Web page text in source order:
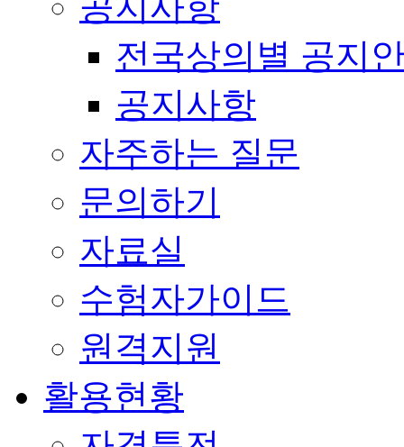
전국상의별 공지
공지사항
자주하는 질문
문의하기
자료실
수험자가이드
원격지원
활용현황